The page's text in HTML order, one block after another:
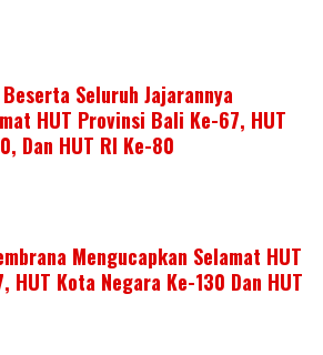
Seluruh Jajarannya
HUT Provinsi Bali Ke-67, HUT
Dan HUT RI Ke-80
Mengucapkan Selamat HUT
HUT Kota Negara Ke-130 Dan HUT